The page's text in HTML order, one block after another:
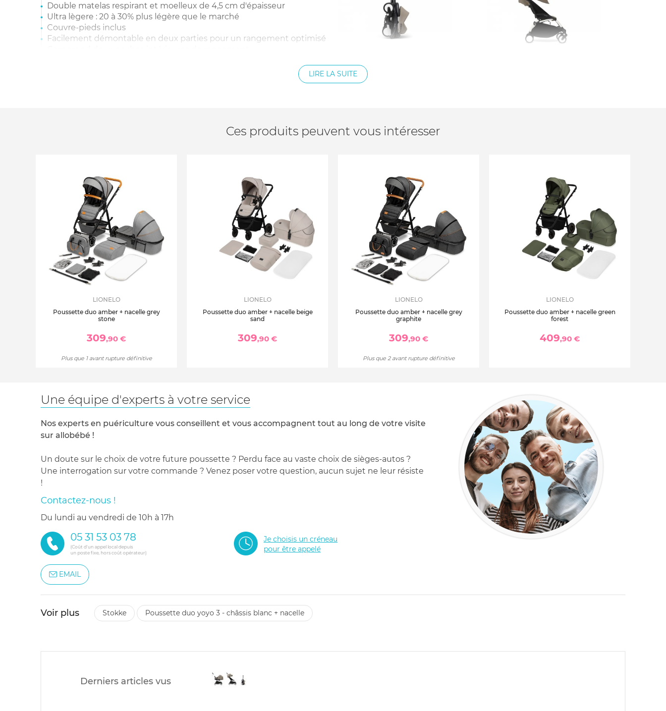
Double matelas respirant et moelleux de 4,5 cm d'épaisseur
Ultra lègere : 20 à 30% plus légère que le marché
Couvre-pieds inclus
Facilement démontable en deux parties pour un rangement optimisé
Matelas, drap-housse, couvre-pieds et capote lavables à 30°C
LIRE LA SUITE
Ces produits peuvent vous intéresser
LIONELO
Poussette duo amber + nacelle grey
stone
309,90 €
Plus que 1 avant rupture définitive
LIONELO
Poussette duo amber + nacelle beige
sand
309,90 €
LIONELO
Poussette duo amber + nacelle grey
graphite
309,90 €
Plus que 2 avant rupture définitive
LIONELO
Poussette duo amber + nacelle green
forest
409,90 €
Une équipe d'experts à votre service
Nos experts en puériculture vous conseillent et vous accompagnent tout au long de votre visite
sur allobébé !
Un doute sur le choix de votre future poussette ? Perdu face au vaste choix de sièges-autos ?
Une interrogation sur votre commande ? Venez poser votre question, aucun sujet ne leur résiste
!
Contactez-nous !
du lundi au vendredi de 10h à 17h
05 31 53 03 78
(Coût d'un appel local depuis
un poste fixe, hors coût opérateur)
Je choisis un créneau
pour être appelé
EMAIL
Voir plus stokke poussette duo yoyo 3 - châssis blanc + nacelle
Derniers articles vus